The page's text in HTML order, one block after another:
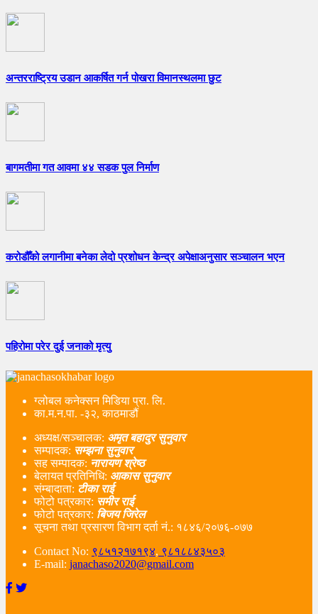
अन्तरराष्ट्रिय उडान आकर्षित गर्न पोखरा विमानस्थलमा छुट
बागमतीमा गत आवमा ४४ सडक पुल निर्माण
करोडौँको लगानीमा बनेका लेदो प्रशोधन केन्द्र अपेक्षाअनुसार सञ्चालन भएन
पहिरोमा परेर दुई जनाको मृत्यु
ग्लोबल कनेक्सन मिडिया प्रा. लि.
का.म.न.पा. -३२, काठमाडौं
अध्यक्ष/सञ्चालक: अमृत बहादुर सुनुवार
सम्पादक: सम्झना सुनुवार
सह सम्पादक: नारायण श्रेष्ठ
बेलायत प्रतिनिधि: आकास सुनुवार
संम्बादाता: टीका राई
फोटो पत्रकार: समीर राई
फोटो पत्रकार: बिजय जिरेल
सूचना तथा प्रसारण विभाग दर्ता नं‌.: १८४६/२०७६-०७७
Contact No: ९८५१२१७१९४, ९८१८८४३५०३
E-mail: janachaso2020@gmail.com